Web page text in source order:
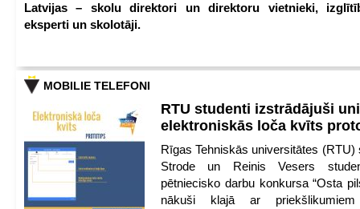
Latvijas – skolu direktori un direktoru vietnieki,
eksperti un skolotāji.
MOBILIE TELEFONI
RTU studenti izstrādājuši
elektroniskās loča kvīts
Rīgas Tehniskās universitātes (RTU)
Strode un Reinis Vesers
pētniecisko darbu konkursa “Osta
nākuši klajā ar priekšlikumiem